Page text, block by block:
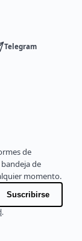
Telegram
de
de
momento.
Suscribirse
.